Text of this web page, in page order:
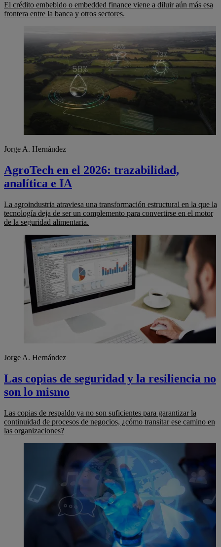
El crédito embebido o embedded finance viene a diluir aún más esa
frontera entre la banca y otros sectores.
Jorge A. Hernández
AgroTech en el 2026: trazabilidad,
analítica e IA
La agroindustria atraviesa una transformación estructural en la que la
tecnología deja de ser un complemento para convertirse en el motor
de la seguridad alimentaria.
Jorge A. Hernández
Las copias de seguridad y la resiliencia no
son lo mismo
Las copias de respaldo ya no son suficientes para garantizar la
continuidad de procesos de negocios, ¿cómo transitar ese camino en
las organizaciones?